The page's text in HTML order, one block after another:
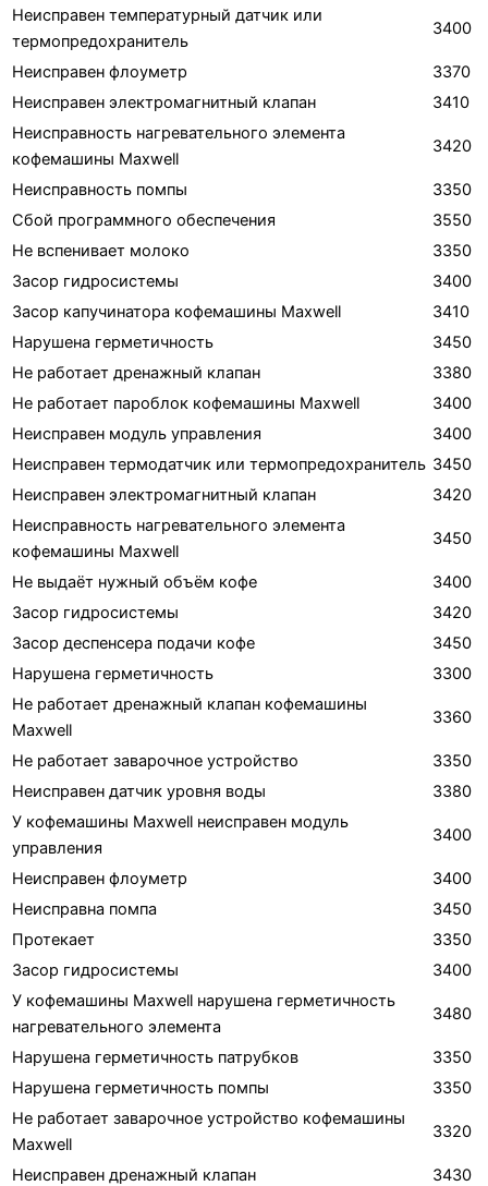
Неисправен температурный датчик или
термопредохранитель
3400
Неисправен флоуметр
3370
Неисправен электромагнитный клапан
3410
Неисправность нагревательного элемента
кофемашины Maxwell
3420
Неисправность помпы
3350
Сбой программного обеспечения
3550
Не вспенивает молоко
3350
Засор гидросистемы
3400
Засор капучинатора кофемашины Maxwell
3410
Нарушена герметичность
3450
Не работает дренажный клапан
3380
Не работает пароблок кофемашины Maxwell
3400
Неисправен модуль управления
3400
Неисправен термодатчик или термопредохранитель 3450
Неисправен электромагнитный клапан
3420
Неисправность нагревательного элемента
кофемашины Maxwell
3450
Не выдаёт нужный объём кофе
3400
Засор гидросистемы
3420
Засор деспенсера подачи кофе
3450
Нарушена герметичность
3300
Не работает дренажный клапан кофемашины
Maxwell
3360
Не работает заварочное устройство
3350
Неисправен датчик уровня воды
3380
У кофемашины Maxwell неисправен модуль
управления
3400
Неисправен флоуметр
3400
Неисправна помпа
3450
Протекает
3350
Засор гидросистемы
3400
У кофемашины Maxwell нарушена герметичность
нагревательного элемента
3480
Нарушена герметичность патрубков
3350
Нарушена герметичность помпы
3350
Не работает заварочное устройство кофемашины
Maxwell
3320
Неисправен дренажный клапан
3430